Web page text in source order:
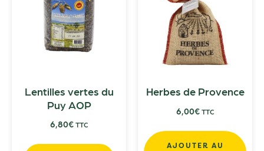
Lentilles vertes du
Puy AOP
6,80€ TTC
Herbes de Provence
6,00€ TTC
AJOUTER AU